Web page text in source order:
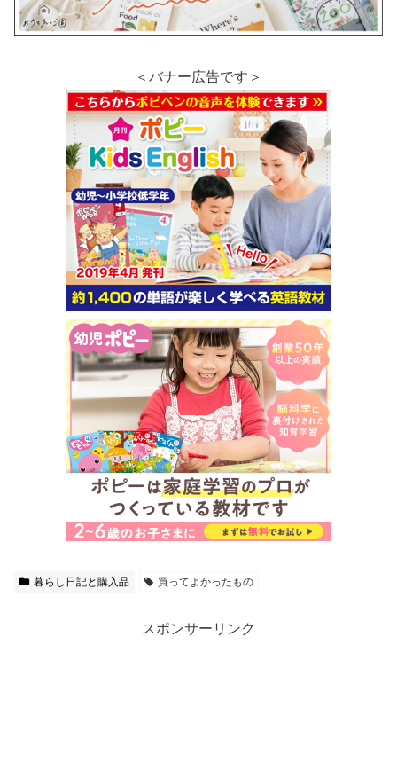
＜バナー広告です＞
暮らし日記と購入品 買ってよかったもの
スポンサーリンク